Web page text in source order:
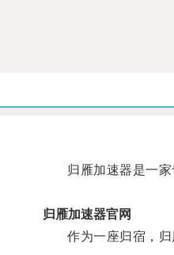
归雁加速器是一家
归雁加速器官网
作为一座归宿，归